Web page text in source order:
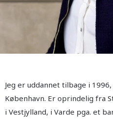
Jeg er uddannet tilbage i
København. Er oprindelig fra
i Vestjylland, i Varde pga. et